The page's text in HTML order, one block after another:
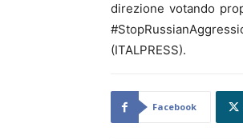
direzione votando
(ITALPRESS).
Facebook